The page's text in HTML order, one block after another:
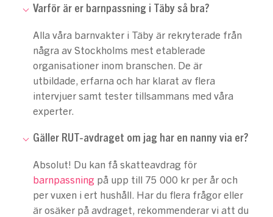
Varför är er barnpassning i Täby så bra?
Alla våra barnvakter i Täby är rekryterade från
några av Stockholms mest etablerade
organisationer inom branschen. De är
utbildade, erfarna och har klarat av flera
intervjuer samt tester tillsammans med våra
experter.
Gäller RUT-avdraget om jag har en nanny via er?
Absolut! Du kan få skatteavdrag för
barnpassning på upp till 75 000 kr per år och
per vuxen i ert hushåll. Har du flera frågor eller
är osäker på avdraget, rekommenderar vi att du